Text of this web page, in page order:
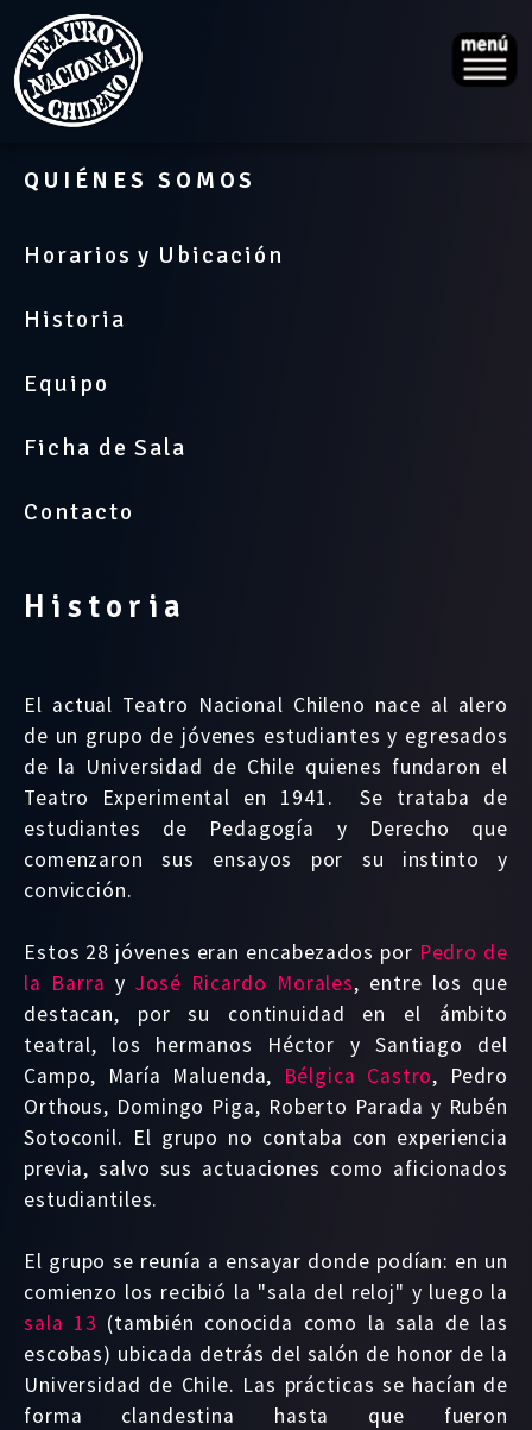
QUIÉNES SOMOS
Horarios y Ubicación
Historia
Equipo
Ficha de Sala
Contacto
Historia
El actual Teatro Nacional Chileno nace al alero
de un grupo de jóvenes estudiantes y egresados
de la Universidad de Chile quienes fundaron el
Teatro Experimental en 1941. Se trataba de
estudiantes de Pedagogía y Derecho que
comenzaron sus ensayos por su instinto y
convicción.
Estos 28 jóvenes eran encabezados por Pedro de
la Barra yJosé Ricardo Morales, entre los que
destacan, por su continuidad en el ámbito
teatral, los hermanos Héctor y Santiago del
Campo, María Maluenda, Bélgica Castro, Pedro
Orthous, Domingo Piga, Roberto Parada y Rubén
Sotoconil. El grupo no contaba con experiencia
previa, salvo sus actuaciones como aficionados
estudiantiles.
El grupo se reunía a ensayar donde podían: en un
comienzo los recibió la "sala del reloj" y luego la
sala 13 (también conocida como la sala de las
escobas) ubicada detrás del salón de honor de la
Universidad de Chile. Las prácticas se hacían de
forma clandestina hasta que fueron